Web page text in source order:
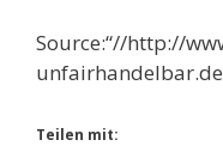
Source:“//http://
Teilen mit: